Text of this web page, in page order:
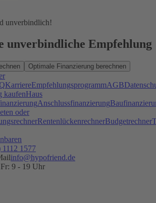
unverbindlich!
unverbindliche Empfehlung
Optimale Finanzierung berechnen
KarriereEmpfehlungsprogrammAGB
kaufenHaus
Anschlussfinanzierung
oder
RentenlückenrechnerBudgetrechner
1577
info@hypofriend.de
9 - 19 Uhr